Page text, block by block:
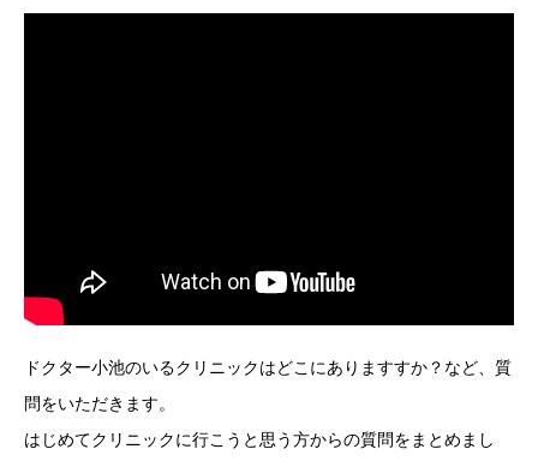
ドクター小池のいるクリニックはどこにありますすか？など、質
問をいただきます。
はじめてクリニックに行こうと思う方からの質問をまとめまし